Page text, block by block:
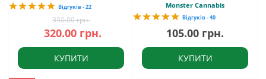
Відгуків - 22
350.00 грн.
320.00 грн.
КУПИТИ
Monster Cannabis
Відгуків - 40
105.00 грн.
КУПИТИ